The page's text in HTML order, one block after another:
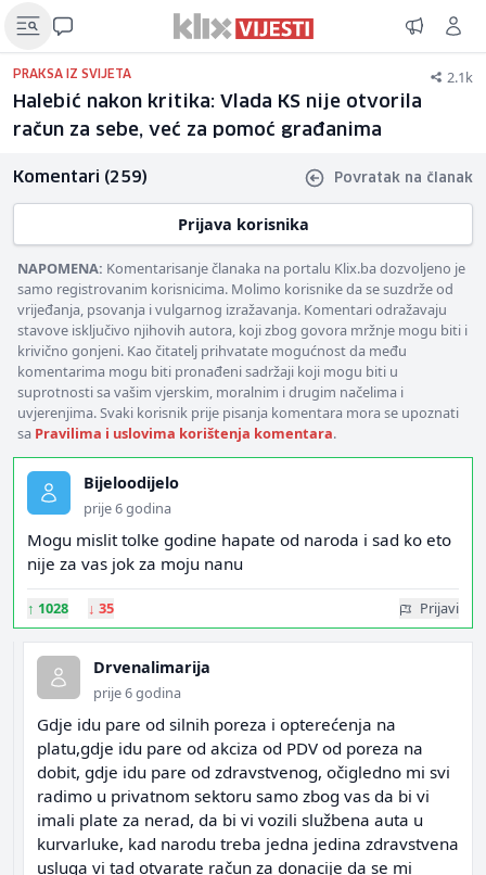
PRAKSA IZ SVIJETA 2.1k
Halebić nakon kritika: Vlada KS nije otvorila
račun za sebe, već za pomoć građanima
Komentari (259) Povratak na članak
Prijava korisnika
NAPOMENA: Komentarisanje članaka na portalu Klix.ba dozvoljeno je
samo registrovanim korisnicima. Molimo korisnike da se suzdrže od
vrijeđanja, psovanja i vulgarnog izražavanja. Komentari odražavaju
stavove isključivo njihovih autora, koji zbog govora mržnje mogu biti i
krivično gonjeni. Kao čitatelj prihvatate mogućnost da među
komentarima mogu biti pronađeni sadržaji koji mogu biti u
suprotnosti sa vašim vjerskim, moralnim i drugim načelima i
uvjerenjima. Svaki korisnik prije pisanja komentara mora se upoznati
sa Pravilima i uslovima korištenja komentara.
Bijeloodijelo
prije 6 godina
Mogu mislit tolke godine hapate od naroda i sad ko eto
nije za vas jok za moju nanu
↑ 1028 ↓ 35 Prijavi
Drvenalimarija
prije 6 godina
Gdje idu pare od silnih poreza i opterećenja na
platu,gdje idu pare od akciza od PDV od poreza na
dobit, gdje idu pare od zdravstvenog, očigledno mi svi
radimo u privatnom sektoru samo zbog vas da bi vi
imali plate za nerad, da bi vi vozili službena auta u
kurvarluke, kad narodu treba jedna jedina zdravstvena
usluga vi tad otvarate račun za donacije da se mi